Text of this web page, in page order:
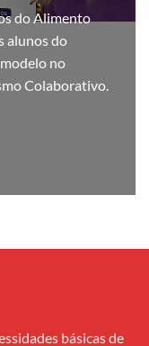
do Alimento
alunos do
no
Colaborativo.
básicas de